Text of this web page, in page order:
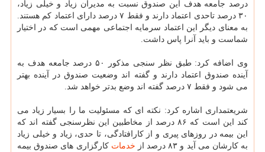
درصد جامعه هدف این صندوق نسبت به مدیران زیاد و خیلی زیاد،
۳۰ درصد تاحدی اعتماد دارند و فقط ۷ درصد دارای اعتماد کم هستند.
به معنای دیگر این اعتماد سرمایه اجتماعی مهمی است که در اختیار
شماست و باید آنرا پاس داشت.
وی اضافه کرد: طبق نظر سنجی مذکور ۵۰ درصد جامعه هدف به
آینده صندوق اعتماد دارند و گفته اند وضعیت صندوق در آینده بهتر
می شود و فقط ۷ درصد گفته اند وضع بدتر خواهد شد.
شریعتمداری اشاره کرد: نکته ای که مسئولیت ما را بسیار زیاد می
کند این است که ۸۶ درصد از مخاطبین این نظرسنجی گفته اند که
این بیمه در روزهای پیری و از کارافتادگی، تا حدی، زیاد و خیلی زیاد
به کارشان می آید و ۸۳ درصد از
خدمات کارگزاری های صندوق بیمه